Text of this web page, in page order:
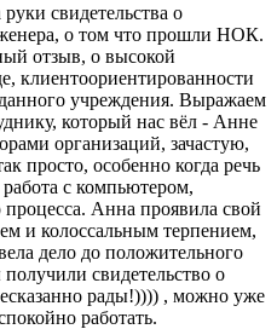
свидетельства о
о том что прошли НОК.
отзыв, о высокой
клиентоориентированности
учреждения. Выражаем
который нас вёл - Анне
организаций, зачастую,
просто, особенно когда речь
с компьютером,
процесса. Анна проявила свой
и колоссальным терпением,
дело до положительного
свидетельство о
рады!)))) , можно уже
работать.